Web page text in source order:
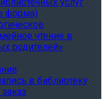
форма)
чтение в
родителей»
в библиотеку